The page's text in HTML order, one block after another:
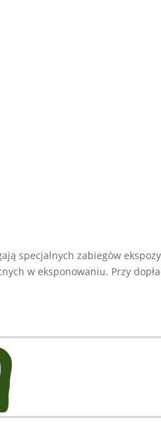
specjalnych zabiegów
w eksponowaniu. Przy